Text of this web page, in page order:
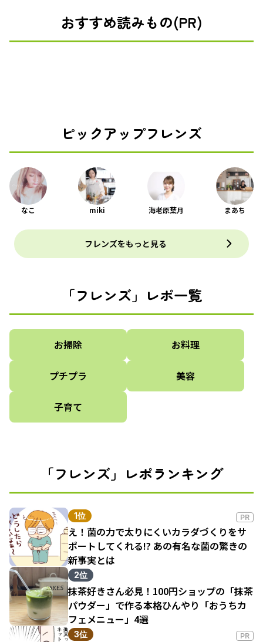
おすすめ読みもの(PR)
ピックアップフレンズ
なこ miki 海老原葉月 まあち
フレンズをもっと見る
「フレンズ」レポ一覧
お掃除 お料理
プチプラ 美容
子育て
「フレンズ」レポランキング
1位 PR
え！菌の力で太りにくいカラダづくりをサ
ポートしてくれる!? あの有名な菌の驚きの
新事実とは
2位
抹茶好きさん必見！100円ショップの「抹茶
パウダー」で作る本格ひんやり「おうちカ
フェメニュー」4選
3位 PR